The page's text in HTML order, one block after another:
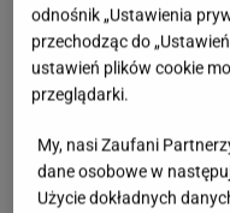
odnośnik „Ustawienia
przechodząc do
ustawień plików cookie
przeglądarki.
My, nasi Zaufani
dane osobowe w
Użycie dokładnych